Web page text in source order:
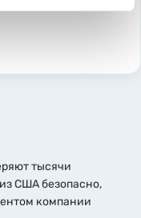
тысячи
США безопасно,
компании